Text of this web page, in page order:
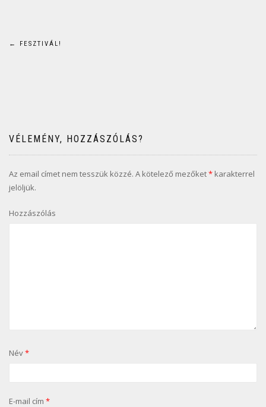
Bejegyzés
← FESZTIVÁL!
VÉLEMÉNY, HOZZÁSZÓLÁS?
Az email címet nem tesszük közzé. A kötelező mezőket* karakterrel
jelöljük.
Hozzászólás
Név*
E-mail cím *